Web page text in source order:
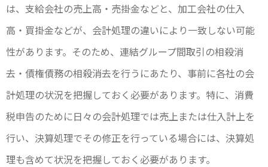
は、支給会社の売上高・売掛金などと、加工会社の仕入
高・買掛金などが、会計処理の違いにより一致しない可能
性があります。そのため、連結グループ間取引の相殺消
去・債権債務の相殺消去を行うにあたり、事前に各社の会
計処理の状況を把握しておく必要があります。特に、消費
税申告のために日々の会計処理では売上または仕入計上を
行い、決算処理でその修正を行っている場合には、決算処
理も含めて状況を把握しておく必要があります。